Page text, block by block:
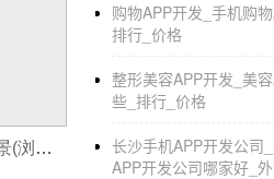
小程序软件开发公司前景(浏览器小程序打不开)
购物APP开发_手机购物
排行_价格
整形美容APP开发_美
些_排行_价格
长沙手机APP开发公司
APP开发公司哪家好_